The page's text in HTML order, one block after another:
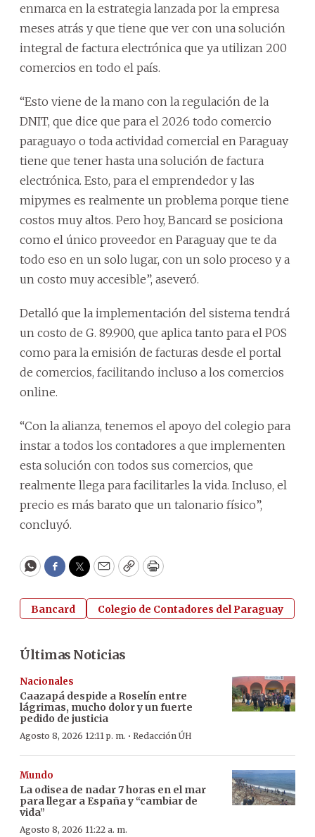
enmarca en la estrategia lanzada por la empresa
meses atrás y que tiene que ver con una solución
integral de factura electrónica que ya utilizan 200
comercios en todo el país.
“Esto viene de la mano con la regulación de la
DNIT, que dice que para el 2026 todo comercio
paraguayo o toda actividad comercial en Paraguay
tiene que tener hasta una solución de factura
electrónica. Esto, para el emprendedor y las
mipymes es realmente un problema porque tiene
costos muy altos. Pero hoy, Bancard se posiciona
como el único proveedor en Paraguay que te da
todo eso en un solo lugar, con un solo proceso y a
un costo muy accesible”, aseveró.
Detalló que la implementación del sistema tendrá
un costo de G. 89.900, que aplica tanto para el POS
como para la emisión de facturas desde el portal
de comercios, facilitando incluso a los comercios
online.
“Con la alianza, tenemos el apoyo del colegio para
instar a todos los contadores a que implementen
esta solución con todos sus comercios, que
realmente llega para facilitarles la vida. Incluso, el
precio es más barato que un talonario físico”,
concluyó.
WhatsApp
Facebook
Twitter
EmailCopyPrint
Bancard Colegio de Contadores del Paraguay
Últimas Noticias
Nacionales
Caazapá despide a Roselín entre
lágrimas, mucho dolor y un fuerte
pedido de justicia
Agosto 8, 2026 12:11 p. m. · Redacción ÚH
Mundo
La odisea de nadar 7 horas en el mar
para llegar a España y “cambiar de
vida”
Agosto 8, 2026 11:22 a. m.